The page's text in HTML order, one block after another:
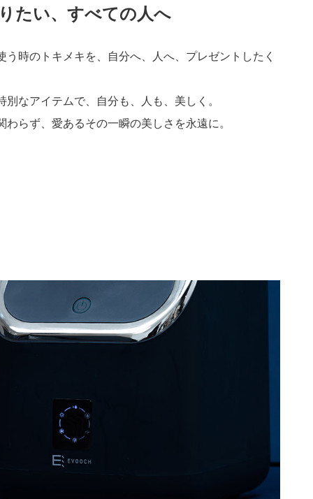
たい、すべての人へ
う時のトキメキを、自分へ、人へ、プレゼントしたく
別なアイテムで、自分も、人も、美しく。
わらず、愛あるその一瞬の美しさを永遠に。